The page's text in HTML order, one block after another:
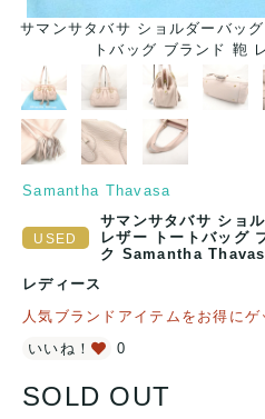
サマンサタバサ ショルダーバッ
トバッグ ブランド 鞄
Samantha Thavasa
サマンサタバサ ショ
レザー トートバッグ
ク Samantha
レディース
人気ブランドアイテムをお得にゲ
いいね！
0
SOLD OUT